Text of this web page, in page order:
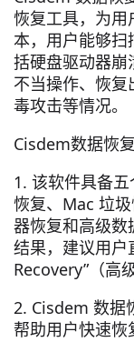
恢复工具，为用
本，用户能够扫
括硬盘驱动器崩
不当操作、恢
毒攻击等情况。
Cisdem数据恢复
1. 该软件具备
恢复、Mac 垃
器恢复和高级数
结果，建议用户
Recovery”（高
2. Cisdem 数据
帮助用户快速恢